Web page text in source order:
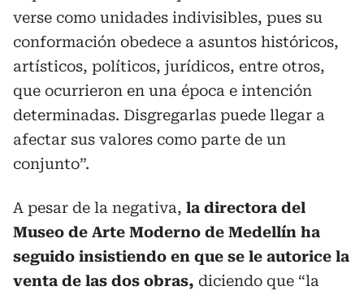
verse como unidades indivisibles, pues su
conformación obedece a asuntos históricos,
artísticos, políticos, jurídicos, entre otros,
que ocurrieron en una época e intención
determinadas. Disgregarlas puede llegar a
afectar sus valores como parte de un
conjunto”.
A pesar de la negativa, la directora del
Museo de Arte Moderno de Medellín ha
seguido insistiendo en que se le autorice la
venta de las dos obras, diciendo que “la